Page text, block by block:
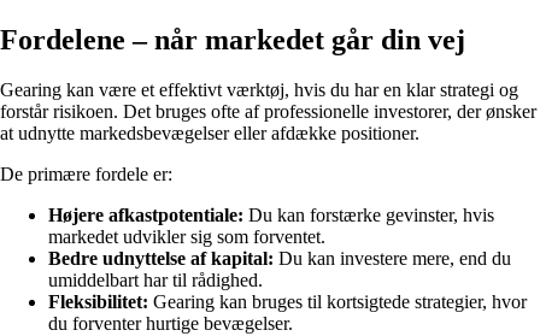
Fordelene – når markedet går din vej
Gearing kan være et effektivt værktøj, hvis du har en klar strategi og
forstår risikoen. Det bruges ofte af professionelle investorer, der ønsker
at udnytte markedsbevægelser eller afdække positioner.
De primære fordele er:
Højere afkastpotentiale: Du kan forstærke gevinster, hvis
markedet udvikler sig som forventet.
Bedre udnyttelse af kapital: Du kan investere mere, end du
umiddelbart har til rådighed.
Fleksibilitet: Gearing kan bruges til kortsigtede strategier, hvor
du forventer hurtige bevægelser.